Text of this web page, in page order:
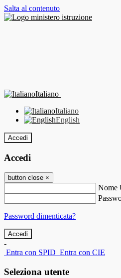
Salta al contenuto
Italiano
Italiano
English
Accedi
Accedi
button close ×
Nome
Password dimenticata?
-
Entra con SPID Entra con CIE
Seleziona utente